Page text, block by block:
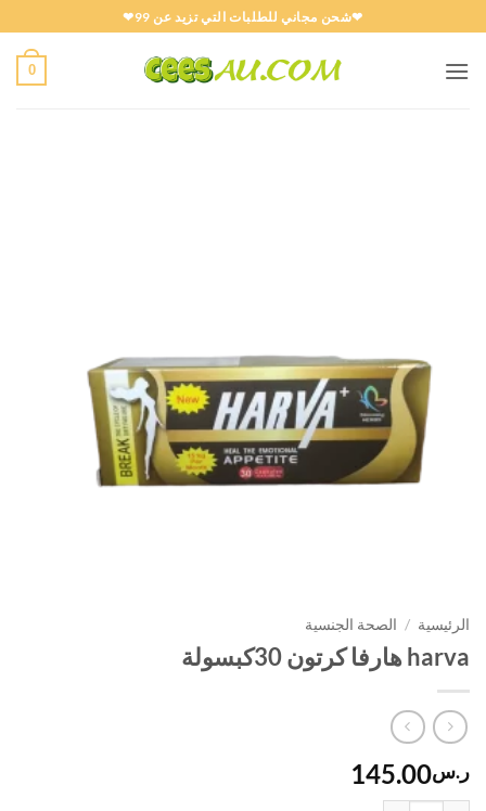
للمحتوى
❤شحن مجاني للطلبات التي تزيد عن 99❤
0
الرئيسية / الصحة الجنسية
harva هارفا كرتون 30كبسولة
ر.س145.00